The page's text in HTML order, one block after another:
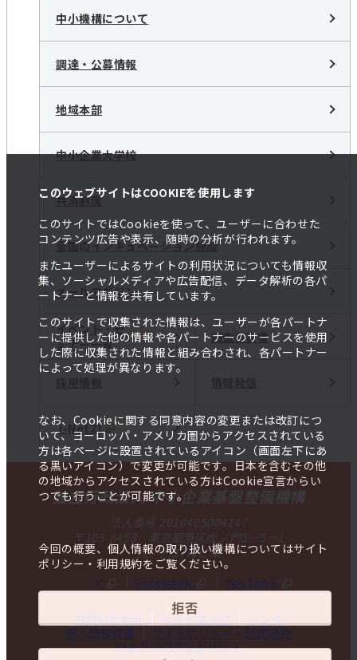
このウェブサイトはCOOKIEを使用します
このサイトではCookieを使って、ユーザーに合わせた
コンテンツ広告や表示、随時の分析が行われます。
またユーザーによるサイトの利用状況についても情報収
集、ソーシャルメディアや広告配信、データ解析の各パ
ートナーと情報を共有しています。
このサイトで収集された情報は、ユーザーが各パートナ
ーに提供した他の情報や各パートナーのサービスを使用
した際に収集された情報と組み合わされ、各パートナー
によって処理が異なります。
なお、Cookieに関する同意内容の変更または改訂につ
いて、ヨーロッパ・アメリカ圏からアクセスされている
方は各ページに設置されているアイコン（画面左下にあ
る黒いアイコン）で変更が可能です。日本を含むその他
の地域からアクセスされている方はCookie宣言からい
つでも行うことが可能です。
今回の概要、個人情報の取り扱い機構についてはサイト
ポリシー・利用規約をご覧ください。
拒否
中小機構について
調達・公募情報
地域本部
中小企業大学校
共済制度
全国のインキュベーション施設
メールマガジン
イベント・セ
ミナー一覧
調査報告書
J-Net21
独立行政法人 中小企業基盤整備機構
法人番号 2010405004147
〒105-8453 東京都港区虎ノ門3－5－1
虎ノ門37森ビル
X
Facebook YouTube
お問い合わせ サイトマップ
リンク
個人情報保護
サイトポリシー・利用規約
ウェブアクセシビリティ